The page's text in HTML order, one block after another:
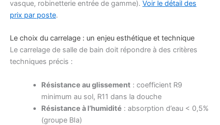
vasque, robinetterie entrée de gamme). Voir le détail des
prix par poste.
Le choix du carrelage : un enjeu esthétique et technique
Le carrelage de salle de bain doit répondre à des critères
techniques précis :
Résistance au glissement : coefficient R9
minimum au sol, R11 dans la douche
Résistance à l’humidité : absorption d’eau < 0,5%
(groupe BIa)